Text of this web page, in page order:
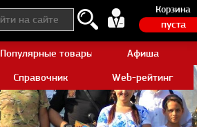
Корзина
пуста
Популярные товары AliexpressАфиша
Справочник
Web-рейтинг